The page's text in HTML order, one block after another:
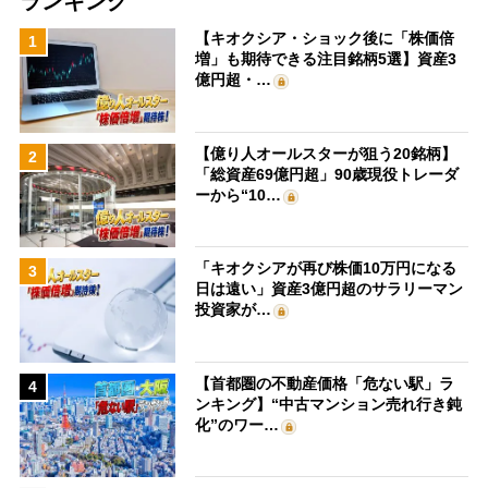
1
【キオクシア・ショック後に「株価倍
増」も期待できる注目銘柄5選】資産3
億円超・…
2
【億り人オールスターが狙う20銘柄】
「総資産69億円超」90歳現役トレーダ
ーから“10…
3
「キオクシアが再び株価10万円になる
日は遠い」資産3億円超のサラリーマン
投資家が…
4
【首都圏の不動産価格「危ない駅」ラ
ンキング】“中古マンション売れ行き鈍
化”のワー…